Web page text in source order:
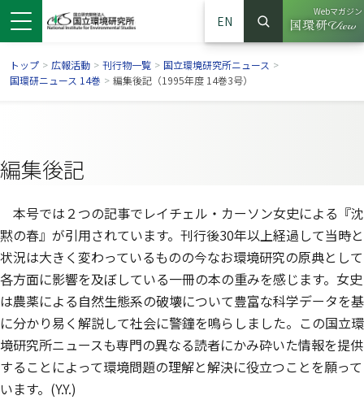
ドウで開きます）
ンドウで開きます）
ウインドウで開きます）
EN
サイト内検索
検索
Webマガジン
（別ウイ
トップ > 広報活動 > 刊行物一覧 > 国立環境研究所ニュース >
国環研ニュース 14巻 > 編集後記（1995年度 14巻3号）
編集後記
本号では２つの記事でレイチェル・カーソン女史による『沈
黙の春』が引用されています。刊行後30年以上経過して当時と
状況は大きく変わっているものの今なお環境研究の原典として
各方面に影響を及ぼしている一冊の本の重みを感じます。女史
は農薬による自然生態系の破壊について豊富な科学データを基
に分かり易く解説して社会に警鐘を鳴らしました。この国立環
境研究所ニュースも専門の異なる読者にかみ砕いた情報を提供
することによって環境問題の理解と解決に役立つことを願って
います。(Y.Y.)